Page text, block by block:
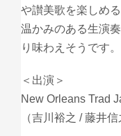
や讃美歌を楽しめる
温かみのある生演
り味わえそうです。
＜出演＞
New Orleans Trad
（吉川裕之 / 藤井